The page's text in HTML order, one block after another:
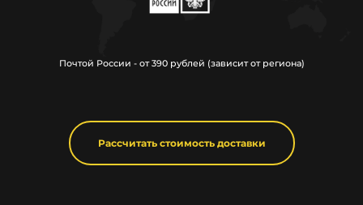
Почтой России - от 390 рублей (зависит от региона)
Рассчитать стоимость доставки